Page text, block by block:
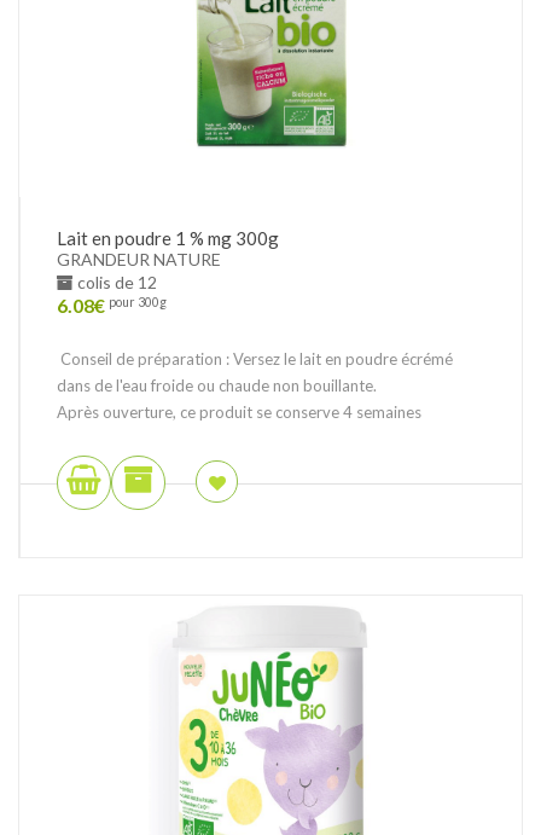
Lait en poudre 1 % mg 300g
GRANDEUR NATURE
colis de 12
6.08€ pour 300g
Conseil de préparation : Versez le lait en poudre écrémé
dans de l'eau froide ou chaude non bouillante.
Après ouverture, ce produit se conserve 4 semaines